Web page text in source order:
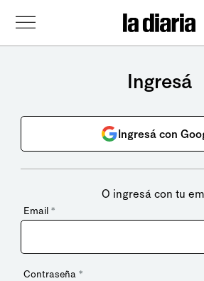
Ingresá
Ingresá con
O ingresá con tu
Email *
Contraseña *